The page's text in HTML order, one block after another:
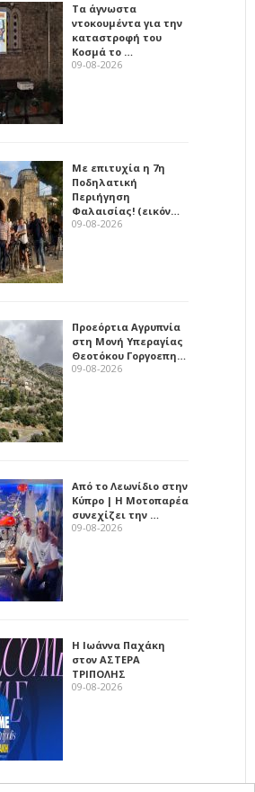
Τα άγνωστα
ντοκουμέντα για την
καταστροφή του
Κοσμά το …
09-08-2026
Με επιτυχία η 7η
Ποδηλατική
Περιήγηση
Φαλαισίας! (εικόν…
09-08-2026
Προεόρτια Αγρυπνία
στη Μονή Υπεραγίας
Θεοτόκου Γοργοεπη…
09-08-2026
Από το Λεωνίδιο στην
Κύπρο | Η Μοτοπαρέα
συνεχίζει την …
09-08-2026
Η Ιωάννα Παχάκη
στον ΑΣΤΕΡΑ
ΤΡΙΠΟΛΗΣ
09-08-2026